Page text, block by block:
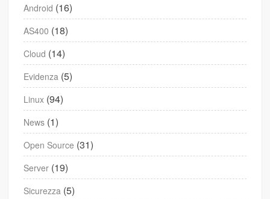
Android (16)
AS400 (18)
Cloud (14)
Evidenza (5)
Linux (94)
News (1)
Open Source (31)
Server (19)
Sicurezza (5)